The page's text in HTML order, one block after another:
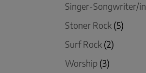
Singer-Songwriter/in
Stoner Rock (5)
Surf Rock (2)
Worship (3)